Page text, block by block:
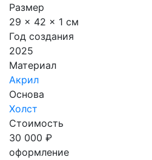
Размер
29 x 42 x 1 см
Год создания
2025
Материал
Акрил
Основа
Холст
Стоимость
30 000 ₽
оформление